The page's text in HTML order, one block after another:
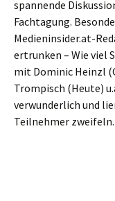
spannende
Fachtagung.
Medieninsider.at-
ertrunken – Wie viel
mit Dominic Heinzl
Trompisch (Heute)
verwunderlich und
Teilnehmer zweifeln.